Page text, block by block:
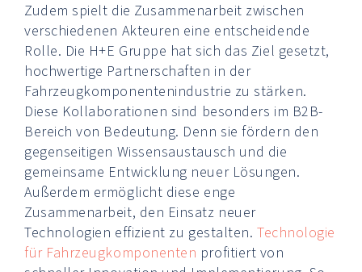
Zudem spielt die Zusammenarbeit zwischen
verschiedenen Akteuren eine entscheidende
Rolle. Die H+E Gruppe hat sich das Ziel gesetzt,
hochwertige Partnerschaften in der
Fahrzeugkomponentenindustrie zu stärken.
Diese Kollaborationen sind besonders im B2B-
Bereich von Bedeutung. Denn sie fördern den
gegenseitigen Wissensaustausch und die
gemeinsame Entwicklung neuer Lösungen.
Außerdem ermöglicht diese enge
Zusammenarbeit, den Einsatz neuer
Technologien effizient zu gestalten. Technologie
für Fahrzeugkomponenten profitiert von